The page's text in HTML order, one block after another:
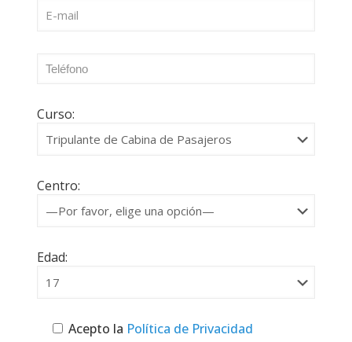
Curso:
Centro:
Edad:
Acepto la Política de Privacidad